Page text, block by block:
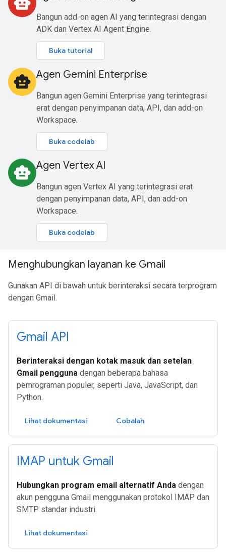
Bangun add-on agen AI yang terintegrasi dengan
ADK dan Vertex AI Agent Engine.
Buka tutorial
smart_toy Agen Gemini Enterprise
Bangun agen Gemini Enterprise yang terintegrasi
erat dengan penyimpanan data, API, dan add-on
Workspace.
Buka codelab
smart_toy Agen Vertex AI
Bangun agen Vertex AI yang terintegrasi erat
dengan penyimpanan data, API, dan add-on
Workspace.
Buka codelab
Menghubungkan layanan ke Gmail
Gunakan API di bawah untuk berinteraksi secara terprogram
dengan Gmail.
Gmail API
Berinteraksi dengan kotak masuk dan setelan
Gmail pengguna dengan beberapa bahasa
pemrograman populer, seperti Java, JavaScript, dan
Python.
Lihat dokumentasi Cobalah
IMAP untuk Gmail
Hubungkan program email alternatif Anda dengan
akun pengguna Gmail menggunakan protokol IMAP dan
SMTP standar industri.
Lihat dokumentasi